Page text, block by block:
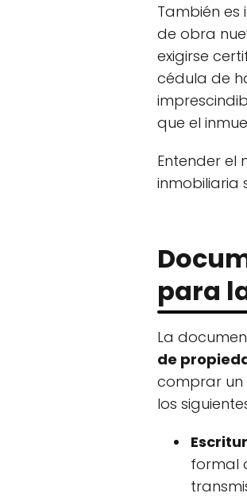
También
de obra
exigirse
cédula de
que el
Entender el
inmobiliaria
para
La
de
comprar un
los
formal